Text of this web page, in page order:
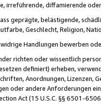
irreführende, diffamierende
geprägte, belästigende,
Geschlecht, Religion,
Handlungen bewerben
richten oder wissentlich
definiert) erheben,
Anordnungen, Lizenzen,
oder andere Anforderungen
Act (15 U.S.C. §§ 6501-